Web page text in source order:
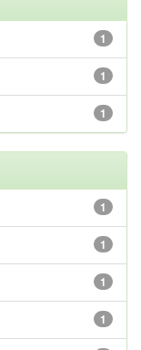
1
1
1
1
1
1
1